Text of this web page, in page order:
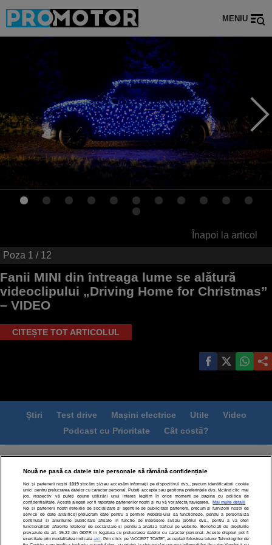
MENIU
Înapoi la articol
Poza 1 / 12
Fanii MINI din întreaga lume se alătură
videoclipului „Driving Home for Christmas”
– VIDEO
CITEȘTE TOT ARTICOLUL
Știri Test drive Mașini electrice Utile
Video
Podcast cu Prioritate
Cât costă?
Termeni si conditii
Politica de confidentialitate
Politica de cookies
Echipa editorială
Modifică Setările
Nouă ne pasă ca datele tale personale să rămână confidențiale
Noi și partenerii noștri 1019stocăm și/sau accesăm informații pe dispozitivul dvs., precum identificatorii cookie
unici pentru prelucrarea datelor cu caracter personal. Puteți accepta sau gestiona preferințele dvs. făcând clic mai
jos, respectiv vă puteți opune utilizării unui interes legitim în orice moment pe pagina cu politica de
confidențialitate. Aceste alegeri vor fi raportate partenerilor noștri și nu vă vor afecta navigarea.
Mai multe detalii
Noi si partenerii nostri (retelele de socializare si agentiile de publicitate partenere, precum si furnizorii nostri de
servicii de date analitice) prelucram date pentru a permite website-ului sa functioneze, pentru a personaliza
continutul si anunturile publicitare afisate in functie de interesele si/sau profilul dvs., pentru a va oferi
functionalitati aferente retelelor de socializare si pentru a analiza traficul pe website. Beneficiati de drepturile
prevazute de art. 15-22 din GDPR in legatura cu prelucrarea datelor cu caracter personal. Aceste drepturi pot fi
exercitate prin modalitatea indicataaici . Prin click pe “ACCEPT TOATE”, acceptati folosirea tuturor Tehnologiilor de